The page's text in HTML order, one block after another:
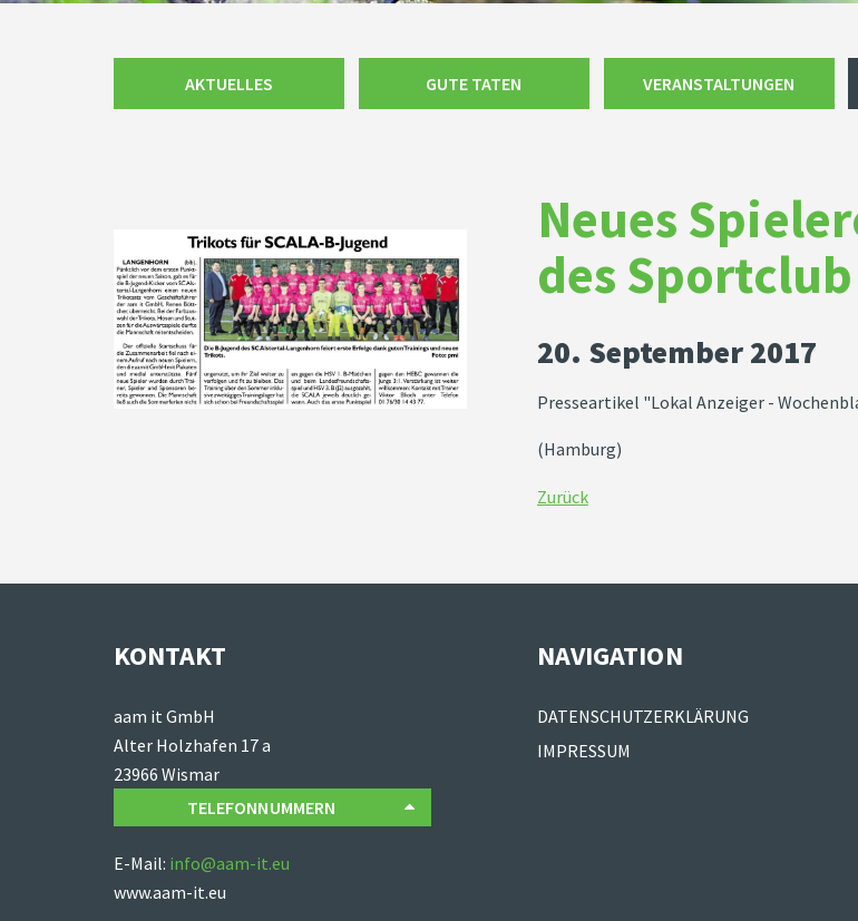
AKTUELLES GUTE TATEN VERANSTALTUNGEN
Neues
des
20. September 2017
Presseartikel "Lokal Anzeiger -
(Hamburg)
Zurück
KONTAKT
aam it GmbH
Alter Holzhafen 17 a
23966 Wismar
TELEFONNUMMERN
E-Mail: info@aam-it.eu
www.aam-it.eu
NAVIGATION
Navigation
überspringen
DATENSCHUTZERKLÄRUNG
IMPRESSUM